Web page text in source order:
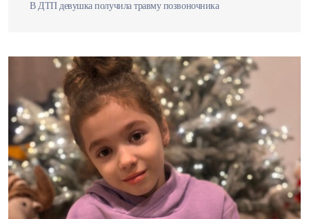
В ДТП девушка получила травму позвоночника